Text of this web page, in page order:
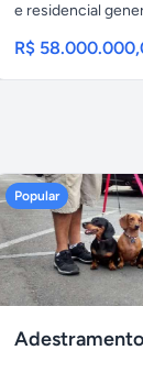
e residencial
R$
Popular